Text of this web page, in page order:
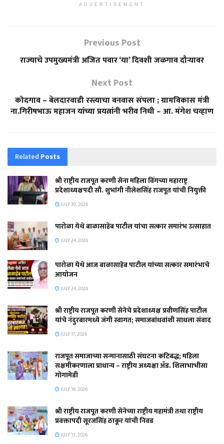
ADVERTISEMENT
Previous Post
राज्याचे उपमुख्यमंत्री अजित पवार ‘या’ दिवशी जळगाव दौऱ्यावर
Next Post
कोदगाव – बेलदारवाडी रस्त्याचा वनवास संपला ; ग्रामविकास मंत्री
ना.गिरीषभाऊ महाजन यांच्या प्रयत्नांनी भरीव निधी – आ. मंगेश चव्हाण
Related Posts
श्री राष्ट्रीय राजपूत करणी सेना महिला विंगच्या महाराष्ट्र
प्रदेशाध्यक्षपदी सौ. शुभांगी नीलेशसिंह राजपूत यांची नियुक्ती
JULY 30, 2026
पारोळा येथे बाळासाहेब पाटील यांचा सत्कार समारंभ उत्साहात
JULY 24, 2026
पारोळा येथे आज बाळासाहेब पाटील यांच्या सत्कार समारंभाचे
आयोजन
JULY 24, 2026
श्री राष्ट्रीय राजपूत करणी सेनेचे प्रदेशाध्यक्ष प्रवीणसिंह पाटील
यांचे नंदुरबारमध्ये जंगी स्वागत; समाजबांधवांशी साधला संवाद
JULY 17, 2026
राजपूत समाजाच्या सन्मानासाठी संघटना कटिबद्ध; महिला
सक्षमीकरणाला प्राधान्य – राष्ट्रीय अध्यक्षा ॲड. शिलाभाभीसा
गोगामेडी
JULY 16, 2026
श्री राष्ट्रीय राजपूत करणी सेनेच्या राष्ट्रीय महामंत्री तथा राष्ट्रीय
प्रवक्तापदी सूरजसिंह ठाकूर यांची निवड
JULY 13, 2026